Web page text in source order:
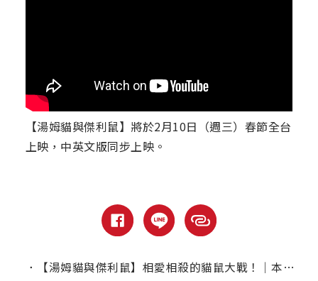
【湯姆貓與傑利鼠】將於2月10日（週三）春節全台
上映，中英文版同步上映。
．
【湯姆貓與傑利鼠】相愛相殺的貓鼠大戰！｜本周線上、電視首播推薦